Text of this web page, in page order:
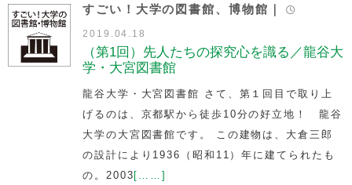
すごい！大学の図書館、博物館｜
2019.04.18
（第1回）先人たちの探究心を識る／龍谷大
学・大宮図書館
龍谷大学・大宮図書館 さて、第１回目で取り上
げるのは、京都駅から徒歩10分の好立地！ 龍谷
大学の大宮図書館です。 この建物は、大倉三郎
の設計により1936（昭和11）年に建てられたも
の。2003[……]